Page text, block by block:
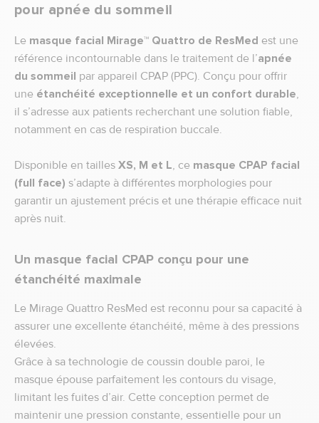
pour apnée du sommeil
Le masque facial Mirage™ Quattro de ResMed est une
référence incontournable dans le traitement de l’apnée
du sommeil par appareil CPAP (PPC). Conçu pour offrir
une étanchéité exceptionnelle et un confort durable,
il s’adresse aux patients recherchant une solution fiable,
notamment en cas de respiration buccale.
Disponible en tailles XS, M et L, ce masque CPAP facial
(full face) s’adapte à différentes morphologies pour
garantir un ajustement précis et une thérapie efficace nuit
après nuit.
Un masque facial CPAP conçu pour une
étanchéité maximale
Le Mirage Quattro ResMed est reconnu pour sa capacité à
assurer une excellente étanchéité, même à des pressions
élevées.
Grâce à sa technologie de coussin double paroi, le
masque épouse parfaitement les contours du visage,
limitant les fuites d’air. Cette conception permet de
maintenir une pression constante, essentielle pour un